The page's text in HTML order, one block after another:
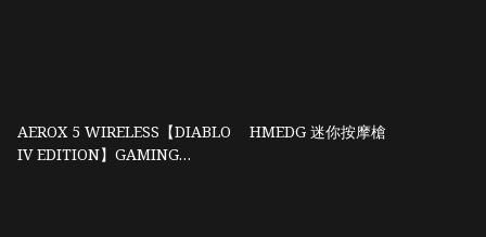
AEROX 5 WIRELESS【DIABLO
IV EDITION】GAMING
HMEDG 迷你按摩槍